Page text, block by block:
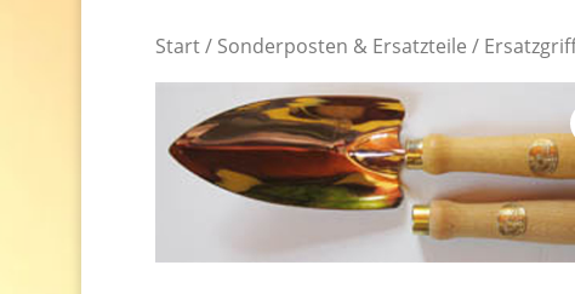
Start/ Sonderposten & Ersatzteile /